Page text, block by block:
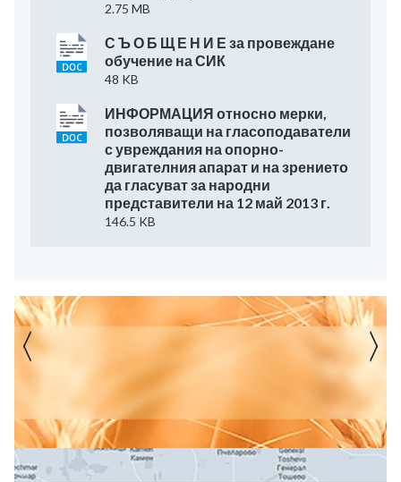
2.75 MB
С Ъ О Б Щ Е Н И Е за провеждане
обучение на СИК
48 KB
ИНФОРМАЦИЯ относно мерки,
позволяващи на гласоподаватели
с увреждания на опорно-
двигателния апарат и на зрението
да гласуват за народни
представители на 12 май 2013 г.
146.5 KB